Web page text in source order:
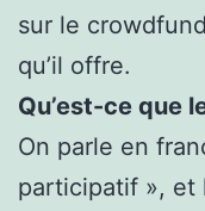
sur le
qu’il offre.
Qu’est-ce que
On parle en
participatif », et